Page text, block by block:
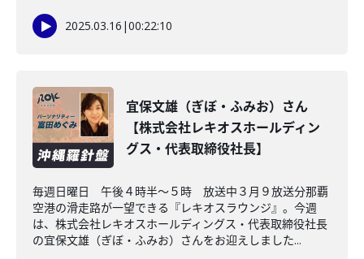
2025.03.16 |00:22:10
宜保文雄（ぎぼ・ふみお）さん
【株式会社レキオスホールディン
グス・代表取締役社長】
毎週日曜日 午後４時半～５時 放送中３月９放送分那覇
空港の滑走路が一望できる『レキオスラウンジ』。今週
は、株式会社レキオスホールディングス・代表取締役社長
の宜保文雄（ぎぼ・ふみお）さんをお迎えしました...